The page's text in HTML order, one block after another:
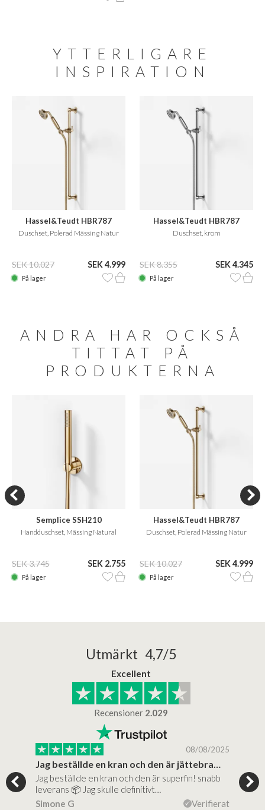
YTTERLIGARE
INSPIRATION
Hassel&Teudt HBR787
Duschset, Polerad Mässing Natur
SEK 10.027 SEK 4.999
På lager
Hassel&Teudt HBR787
Duschset, krom
SEK 8.355 SEK 4.345
På lager
ANDRA HAR OCKSÅ
TITTAT PÅ
PRODUKTERNA
Semplice SSH210
Handduschset, Mässing Natural
SEK 3.745 SEK 2.755
På lager
Hassel&Teudt HBR787
Duschset, Polerad Mässing Natur
SEK 10.027 SEK 4.999
På lager
Utmärkt 4,7/5
Excellent
Recensioner 2.029
08/08/2025
Jag beställde en kran och den är jättebra…
Jag beställde en kran och den är superfin! snabb
leverans 📦 Jag skulle definitivt…
Simone G
Verifierat